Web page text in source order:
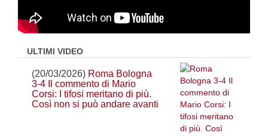
ULTIMI VIDEO
(20/03/2026) Roma Bologna
3-4 Il commento di Mario
Corsi: I tifosi meritano di più.
Così non si può andare avanti